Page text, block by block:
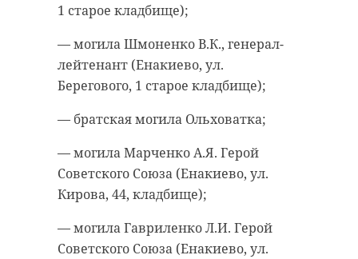
1 старое кладбище);
— могила Шмоненко В.К., генерал-
лейтенант (Енакиево, ул.
Берегового, 1 старое кладбище);
— братская могила Ольховатка;
— могила Марченко А.Я. Герой
Советского Союза (Енакиево, ул.
Кирова, 44, кладбище);
— могила Гавриленко Л.И. Герой
Советского Союза (Енакиево, ул.